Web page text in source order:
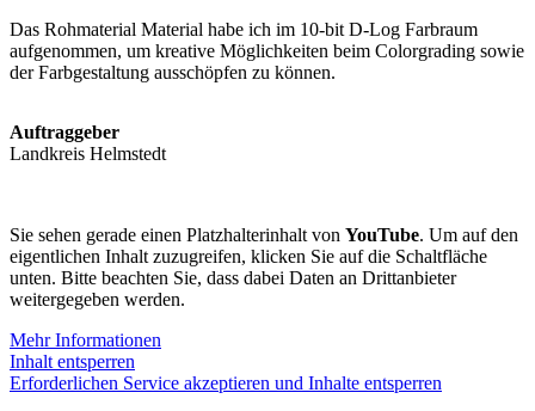
Das Rohmaterial Material habe ich im 10-bit D-Log Farbraum
aufgenommen, um kreative Möglichkeiten beim Colorgrading sowie
der Farbgestaltung ausschöpfen zu können.
Auftraggeber
Landkreis Helmstedt
Sie sehen gerade einen Platzhalterinhalt von YouTube. Um auf den
eigentlichen Inhalt zuzugreifen, klicken Sie auf die Schaltfläche
unten. Bitte beachten Sie, dass dabei Daten an Drittanbieter
weitergegeben werden.
Mehr Informationen
Inhalt entsperren
Erforderlichen Service akzeptieren und Inhalte entsperren